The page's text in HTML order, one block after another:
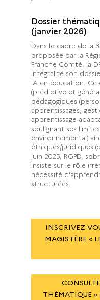
Dossier
(janvier 2026)
Dans le cadre de la
proposée par la
Franche-Comté, la
intégralité son
IA en éducation. Ce
(prédictive et
pédagogiques
apprentissages,
apprentissage
soulignant ses
environnemental)
éthiques/juridiques
juin 2025, RGPD,
insiste sur le rôle
nécessité
structurées.
INSCRIVEZ-
MAGISTÈRE «
THÉMATIQUE